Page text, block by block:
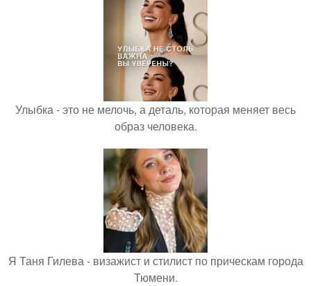
Улыбка - это не мелочь, а деталь, которая меняет весь
образ человека.
Я Таня Гилева - визажист и стилист по прическам города
Тюмени.